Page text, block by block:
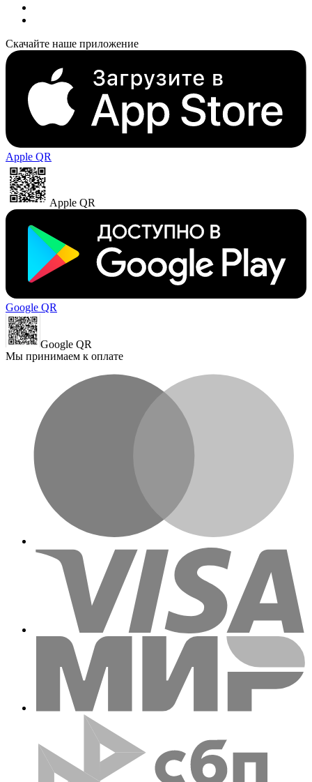
Скачайте наше приложение
Apple QR
Apple QR
Google QR
Google QR
Мы принимаем к оплате